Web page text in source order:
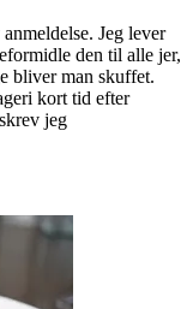
Jeg lever
den til alle jer,
bliver man skuffet.
kort tid efter
jeg